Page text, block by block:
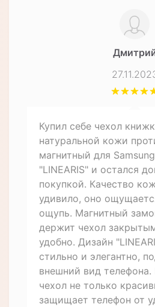
Купил себе чехол
натуральной кожи
магнитный для
"LINEARIS" и остался
покупкой. Качество
удивило, оно
ощупь. Магнитный
держит чехол
удобно. Дизайн
стильно и элегантно,
внешний вид телефона.
чехол не только
защищает телефон от